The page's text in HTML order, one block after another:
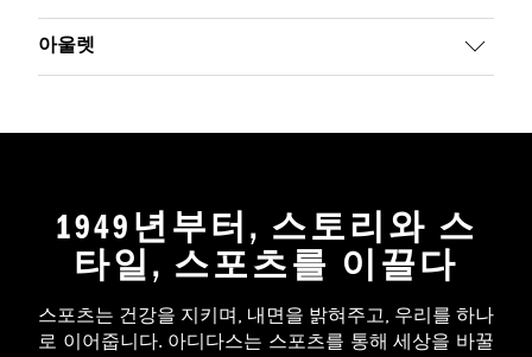
아울렛
1949년부터, 스토리와 스
타일, 스포츠를 이끌다
스포츠는 건강을 지키며, 내면을 밝혀주고, 우리를 하나
로 이어줍니다. 아디다스는 스포츠를 통해 세상을 바꿀